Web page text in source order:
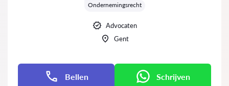
Ondernemingsrecht
Advocaten
Gent
Bellen Schrijven